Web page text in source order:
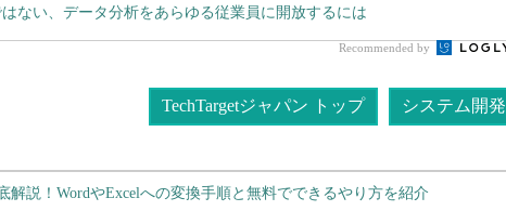
ない、データ分析をあらゆる従業員に開放するには
Recommended by
TechTargetジャパン トップ システム開発
解説！WordやExcelへの変換手順と無料でできるやり方を紹介